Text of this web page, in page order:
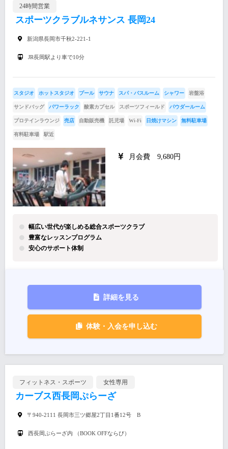
24時間営業
スポーツクラブルネサンス 長岡24
新潟県長岡市千秋2-221-1
JR長岡駅より車で10分
スタジオ ホットスタジオ プール サウナ スパ・バスルーム シャワー 岩盤浴
サンドバッグ パワーラック 酸素カプセル スポーツフィールド パウダールーム
プロテインラウンジ 売店 自動販売機 託児場 Wi-Fi 日焼けマシン 無料駐車場
有料駐車場 駅近
月会費 9,680円
幅広い世代が楽しめる総合スポーツクラブ
豊富なレッスンプログラム
安心のサポート体制
詳細を見る
体験・入会を申し込む
フィットネス・スポーツ 女性専用
カーブス西長岡ぷらーざ
〒940-2111 長岡市三ツ郷屋2丁目1番12号 B
西長岡ぷらーざ内 （BOOK OFFならび）